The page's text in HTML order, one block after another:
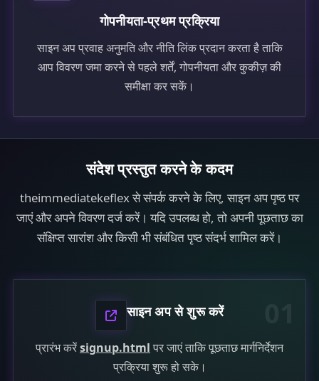
गोपनीयता-प्रथम प्रक्रिया
साइन अप प्रवाह अनुमति और नीति लिंक प्रदान करता है ताकि
आप विवरण जमा करने से पहले शर्तें, गोपनीयता और कुकीज़ की
समीक्षा कर सकें।
संदेश प्रस्तुत करने के कदम
theimmediatekeflex से संपर्क करने के लिए, साइन अप पृष्ठ पर
जाएं और अपने विवरण दर्ज करें। यदि उपलब्ध हो, तो अपनी पूछताछ का
संक्षिप्त सारांश और किसी भी संबंधित पृष्ठ संदर्भ शामिल करें।
साइन अप से शुरू करें
प्रारंभ करेंsignup.html पर जाएं ताकि पूछताछ मार्गनिर्देशन
प्रक्रिया शुरू हो सके।